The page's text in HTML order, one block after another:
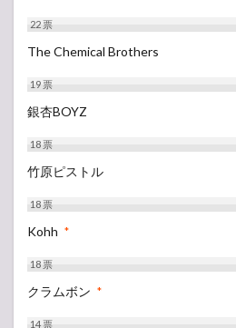
22票
The Chemical Brothers
19票
銀杏BOYZ
18票
竹原ピストル
18票
Kohh *
18票
クラムボン *
14票